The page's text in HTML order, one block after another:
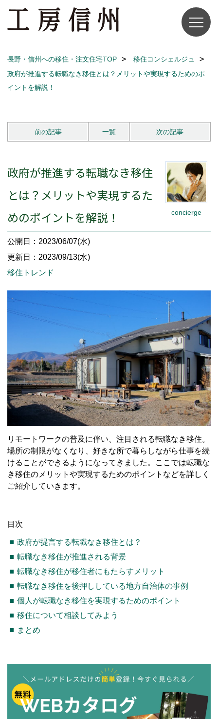
長野・信州への移住・注文住宅TOP
移住コンシェルジュ
政府が推進する転職なき移住とは？メリットや実現するためのポ
イントを解説！
前の記事 一覧 次の記事
concierge
政府が推進する転職なき移住
とは？メリットや実現するた
めのポイントを解説！
公開日：2023/06/07(水)
更新日：2023/09/13(水)
移住トレンド
リモートワークの普及に伴い、注目される転職なき移住。
場所の制限がなくなり、好きな所で暮らしながら仕事を続
けることができるようになってきました。ここでは転職な
き移住のメリットや実現するためのポイントなどを詳しく
ご紹介していきます。
目次
政府が提言する転職なき移住とは？
転職なき移住が推進される背景
転職なき移住が移住者にもたらすメリット
転職なき移住を後押ししている地方自治体の事例
個人が転職なき移住を実現するためのポイント
移住について相談してみよう
まとめ